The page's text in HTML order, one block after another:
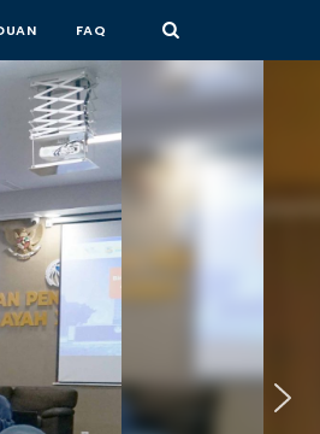
FAQ